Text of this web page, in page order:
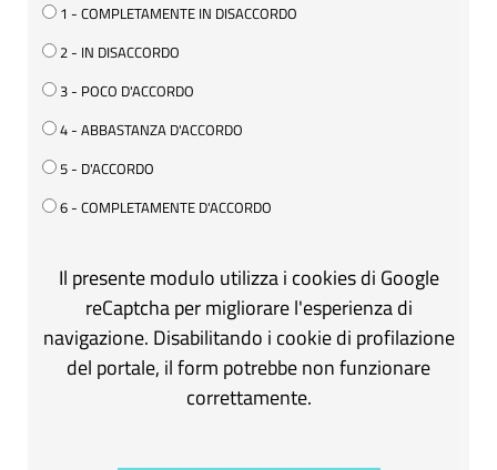
1 - COMPLETAMENTE IN DISACCORDO
2 - IN DISACCORDO
3 - POCO D'ACCORDO
4 - ABBASTANZA D'ACCORDO
5 - D'ACCORDO
6 - COMPLETAMENTE D'ACCORDO
Il presente modulo utilizza i cookies di Google
reCaptcha per migliorare l'esperienza di
navigazione. Disabilitando i cookie di profilazione
del portale, il form potrebbe non funzionare
correttamente.